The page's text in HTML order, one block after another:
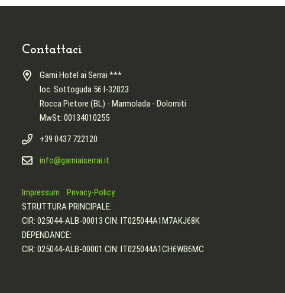
Contattaci
Garni Hotel ai Serrai ***
loc. Sottoguda 56 I-32023
Rocca Pietore (BL) - Marmolada - Dolomiti
MwSt: 00134010255
+39 0437 722120
info@garniaiserrai.it
Impressum
Privacy-Policy
STRUTTURA PRINCIPALE:
CIR: 025044-ALB-00013 CIN: IT025044A1M7AKJ68K
DEPENDANCE:
CIR: 025044-ALB-00001 CIN: IT025044A1CH6WB6MC